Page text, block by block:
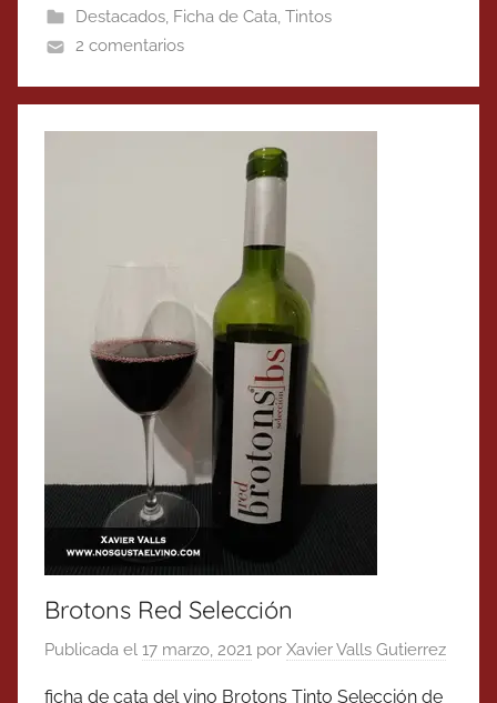
Destacados, Ficha de Cata, Tintos
2 comentarios
Brotons Red Selección
Publicada el 17 marzo, 2021 por Xavier Valls Gutierrez
ficha de cata del vino Brotons Tinto Selección de